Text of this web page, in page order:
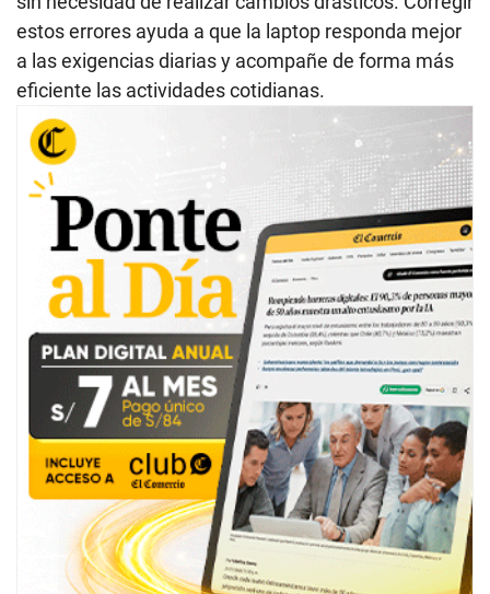
estos errores ayuda a que la laptop responda mejor
a las exigencias diarias y acompañe de forma más
eficiente las actividades cotidianas.